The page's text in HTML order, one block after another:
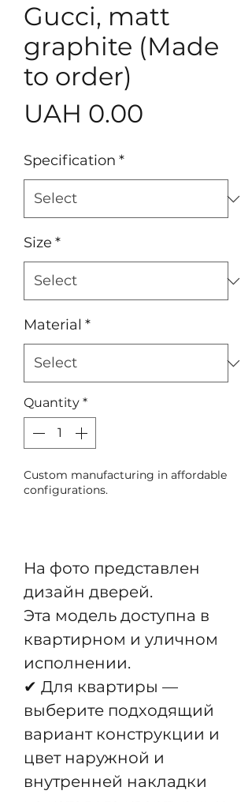
Gucci, matt
graphite (Made
to order)
UAH 0.00
Specification *
Size *
Material *
Quantity *
Custom manufacturing in affordable
configurations.
На фото представлен
дизайн дверей.
Эта модель доступна в
квартирном и уличном
исполнении.
✔ Для квартиры —
выберите подходящий
вариант конструкции и
цвет наружной и
внутренней накладки